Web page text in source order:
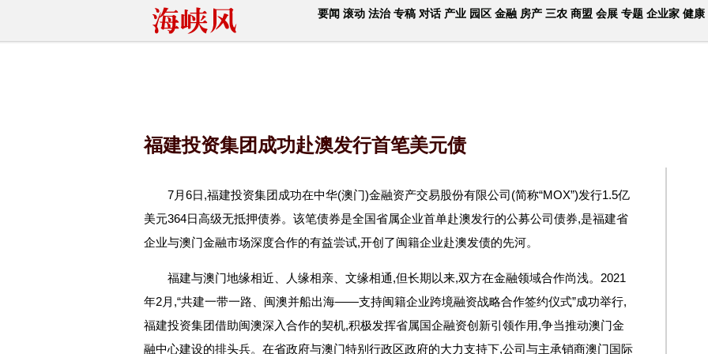
要闻 滚动 法治 专稿 对话 产业 园区 金融 房产 三农 商盟 会展 专题 企业家 健康
福建投资集团成功赴澳发行首笔美元债
7月6日,福建投资集团成功在中华(澳门)金融资产交易股份有限公司(简称“MOX”)发行1.5亿
美元364日高级无抵押债券。该笔债券是全国省属企业首单赴澳发行的公募公司债券,是福建省
企业与澳门金融市场深度合作的有益尝试,开创了闽籍企业赴澳发债的先河。
福建与澳门地缘相近、人缘相亲、文缘相通,但长期以来,双方在金融领域合作尚浅。2021
年2月,“共建一带一路、闽澳并船出海——支持闽籍企业跨境融资战略合作签约仪式”成功举行,
福建投资集团借助闽澳深入合作的契机,积极发挥省属国企融资创新引领作用,争当推动澳门金
融中心建设的排头兵。在省政府与澳门特别行政区政府的大力支持下,公司与主承销商澳门国际